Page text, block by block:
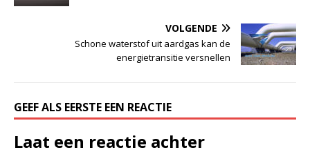
VOLGENDE
Schone waterstof uit aardgas kan de
energietransitie versnellen
GEEF ALS EERSTE EEN REACTIE
Laat een reactie achter